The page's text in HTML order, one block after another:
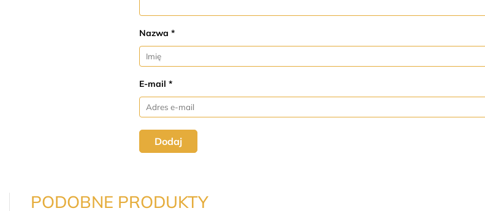
Nazwa *
E-mail *
Dodaj
PODOBNE PRODUKTY